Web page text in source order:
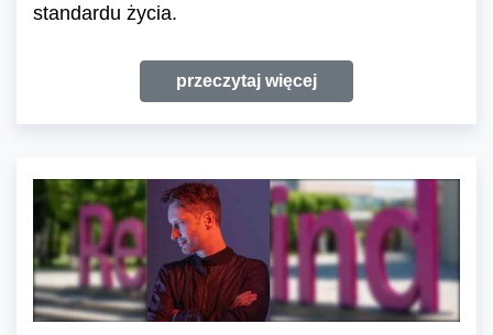
standardu życia.
przeczytaj więcej